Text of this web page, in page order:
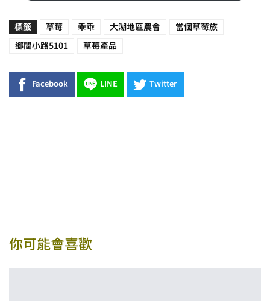
標籤 草莓 乖乖 大湖地區農會 當個草莓族
鄉間小路5101 草莓產品
Facebook LINE Twitter
你可能會喜歡